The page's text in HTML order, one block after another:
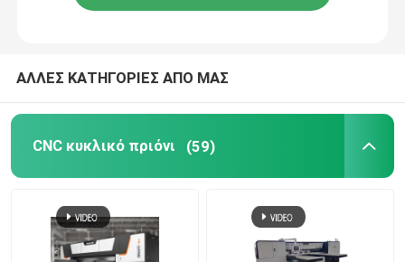
ΑΛΛΕΣ ΚΑΤΗΓΟΡΙΕΣ ΑΠΟ ΜΑΣ
CNC κυκλικό πριόνι (59)